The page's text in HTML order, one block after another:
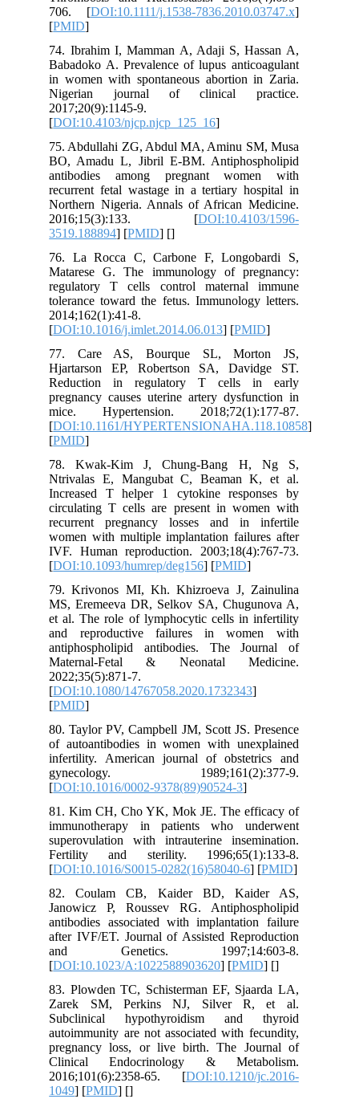
706. [DOI:10.1111/j.1538-7836.2010.03747.x
[PMID
74. Ibrahim I, Mamman A, Adaji S, Hassan A,
Babadoko A. Prevalence of lupus anticoagulant
in women with spontaneous abortion in Zaria.
Nigerian journal of clinical practice.
2017;20(9):1145-9.
[DOI:10.4103/njcp.njcp_125_16
75. Abdullahi ZG, Abdul MA, Aminu SM, Musa
BO, Amadu L, Jibril E-BM. Antiphospholipid
antibodies among pregnant women with
recurrent fetal wastage in a tertiary hospital in
Northern Nigeria. Annals of African Medicine.
2016;15(3):133. [DOI:10.4103/1596-
3519.188894] [PMID] [
76. La Rocca C, Carbone F, Longobardi S,
Matarese G. The immunology of pregnancy:
regulatory T cells control maternal immune
tolerance toward the fetus. Immunology letters.
2014;162(1):41-8.
[DOI:10.1016/j.imlet.2014.06.013] [PMID
77. Care AS, Bourque SL, Morton JS,
Hjartarson EP, Robertson SA, Davidge ST.
Reduction in regulatory T cells in early
pregnancy causes uterine artery dysfunction in
mice. Hypertension. 2018;72(1):177-87.
[DOI:10.1161/HYPERTENSIONAHA.118.10858
[PMID
78. Kwak‐Kim J, Chung‐Bang H, Ng S,
Ntrivalas E, Mangubat C, Beaman K, et al.
Increased T helper 1 cytokine responses by
circulating T cells are present in women with
recurrent pregnancy losses and in infertile
women with multiple implantation failures after
IVF. Human reproduction. 2003;18(4):767-73.
[DOI:10.1093/humrep/deg156] [PMID
79. Krivonos MI, Kh. Khizroeva J, Zainulina
MS, Eremeeva DR, Selkov SA, Chugunova A,
et al. The role of lymphocytic cells in infertility
and reproductive failures in women with
antiphospholipid antibodies. The Journal of
Maternal-Fetal & Neonatal Medicine.
2022;35(5):871-7.
[DOI:10.1080/14767058.2020.1732343
[PMID
80. Taylor PV, Campbell JM, Scott JS. Presence
of autoantibodies in women with unexplained
infertility. American journal of obstetrics and
gynecology. 1989;161(2):377-9.
[DOI:10.1016/0002-9378(89)90524-3
81. Kim CH, Cho YK, Mok JE. The efficacy of
immunotherapy in patients who underwent
superovulation with intrauterine insemination.
Fertility and sterility. 1996;65(1):133-8.
[DOI:10.1016/S0015-0282(16)58040-6] [PMID
82. Coulam CB, Kaider BD, Kaider AS,
Janowicz P, Roussev RG. Antiphospholipid
antibodies associated with implantation failure
after IVF/ET. Journal of Assisted Reproduction
and Genetics. 1997;14:603-8.
[DOI:10.1023/A:1022588903620] [PMID] [
83. Plowden TC, Schisterman EF, Sjaarda LA,
Zarek SM, Perkins NJ, Silver R, et al.
Subclinical hypothyroidism and thyroid
autoimmunity are not associated with fecundity,
pregnancy loss, or live birth. The Journal of
Clinical Endocrinology & Metabolism.
2016;101(6):2358-65. [DOI:10.1210/jc.2016-
1049] [PMID] [